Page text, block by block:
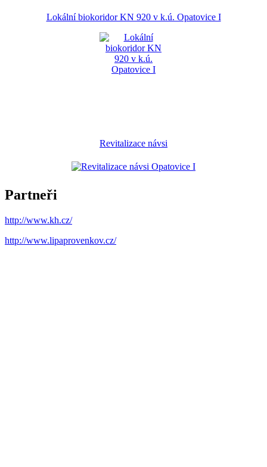
Lokální biokoridor KN 920 v k.ú. Opatovice I
Revitalizace návsi
Partneři
http://www.kh.cz/
http://www.lipaprovenkov.cz/